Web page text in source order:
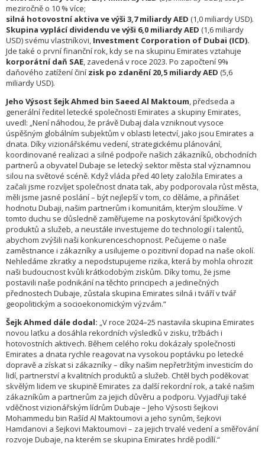
meziročně o 10 % více;
silná hotovostní aktiva ve výši 3,7 miliardy AED (1,0 miliardy USD).
Skupina vyplácí dividendu ve výši 6,0 miliardy AED (1,6 miliardy
USD) svému vlastníkovi, Investment Corporation of Dubai (ICD).
Jde také o první finanční rok, kdy se na skupinu Emirates vztahuje
korporátní daň SAE, zavedená v roce 2023. Po započtení 9%
daňového zatížení činí zisk po zdanění 20,5 miliardy AED (5,6
miliardy USD).
Jeho Výsost šejk Ahmed bin Saeed Al Maktoum, předseda a
generální ředitel letecké společnosti Emirates a skupiny Emirates,
uvedl: „Není náhodou, že právě Dubaj dala vzniknout vysoce
úspěšným globálním subjektům v oblasti letectví, jako jsou Emirates a
dnata. Díky vizionářskému vedení, strategickému plánování,
koordinované realizaci a silné podpoře našich zákazníků, obchodních
partnerů a obyvatel Dubaje se letecký sektor města stal významnou
silou na světové scéně. Když vláda před 40 lety založila Emirates a
začali jsme rozvíjet společnost dnata tak, aby podporovala růst města,
měli jsme jasné poslání – být nejlepší v tom, co děláme, a přinášet
hodnotu Dubaji, našim partnerům i komunitám, kterým sloužíme. V
tomto duchu se důsledně zaměřujeme na poskytování špičkových
produktů a služeb, a neustále investujeme do technologií i talentů,
abychom zvýšili naši konkurenceschopnost. Pečujeme o naše
zaměstnance i zákazníky a usilujeme o pozitivní dopad na naše okolí.
Nehledáme zkratky a nepodstupujeme rizika, která by mohla ohrozit
naši budoucnost kvůli krátkodobým ziskům. Díky tomu, že jsme
postavili naše podnikání na těchto principech a jedinečných
přednostech Dubaje, zůstala skupina Emirates silná i tváří v tvář
geopolitickým a socioekonomickým výzvám.“
Šejk Ahmed dále dodal: „V roce 2024–25 nastavila skupina Emirates
novou laťku a dosáhla rekordních výsledků v zisku, tržbách i
hotovostních aktivech. Během celého roku dokázaly společnosti
Emirates a dnata rychle reagovat na vysokou poptávku po letecké
dopravě a získat si zákazníky – díky našim nepřetržitým investicím do
lidí, partnerství a kvalitních produktů a služeb. Chtěl bych poděkovat
skvělým lidem ve skupině Emirates za další rekordní rok, a také našim
zákazníkům a partnerům za jejich důvěru a podporu. Vyjadřuji také
vděčnost vizionářským lídrům Dubaje – Jeho Výsosti šejkovi
Mohammedu bin Rašíd Al Maktoumovi a jeho synům, šejkovi
Hamdanovi a šejkovi Maktoumovi – za jejich trvalé vedení a směřování
rozvoje Dubaje, na kterém se skupina Emirates hrdě podílí.“